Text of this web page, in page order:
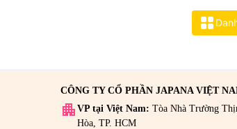
grid_view
CÔNG TY CỔ PHẦN JAPANA VIỆT
apartment VP tại Việt Nam: Tòa Nhà Trường
Hòa, TP. HCM